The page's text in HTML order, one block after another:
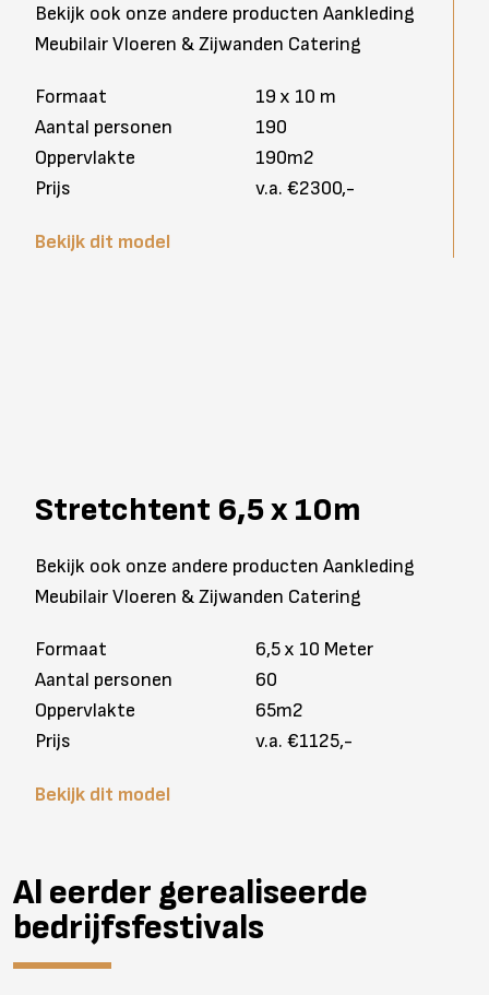
Bekijk ook onze andere producten Aankleding
Meubilair Vloeren & Zijwanden Catering
Formaat
19 x 10 m
Aantal personen
190
Oppervlakte
190m2
Prijs
v.a. €2300,-
Bekijk dit model
Stretchtent 6,5 x 10m
Bekijk ook onze andere producten Aankleding
Meubilair Vloeren & Zijwanden Catering
Formaat
6,5 x 10 Meter
Aantal personen
60
Oppervlakte
65m2
Prijs
v.a. €1125,-
Bekijk dit model
Al eerder gerealiseerde
bedrijfsfestivals